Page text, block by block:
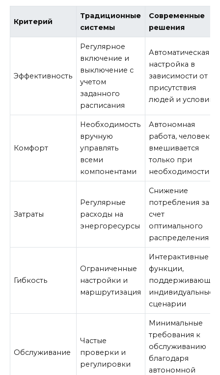
Критерий
Традиционные
системы
Современные
решения
Эффективность
Регулярное
включение и
выключение с
учетом
заданного
расписания
Автоматическая
настройка в
зависимости от
присутствия
людей и условий
Комфорт
Необходимость
вручную
управлять
всеми
компонентами
Автономная
работа, человек
вмешивается
только при
необходимости
Затраты
Регулярные
расходы на
энергоресурсы
Снижение
потребления за
счет
оптимального
распределения
Гибкость
Ограниченные
настройки и
маршрутизация
Интерактивные
функции,
поддерживающие
индивидуальные
сценарии
Обслуживание
Частые
проверки и
регулировки
Минимальные
требования к
обслуживанию
благодаря
автономной